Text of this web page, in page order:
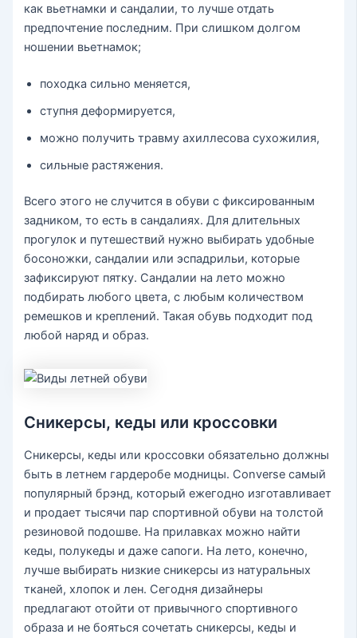
как вьетнамки и сандалии, то лучше отдать
предпочтение последним. При слишком долгом
ношении вьетнамок;
походка сильно меняется,
ступня деформируется,
можно получить травму ахиллесова сухожилия,
сильные растяжения.
Всего этого не случится в обуви с фиксированным
задником, то есть в сандалиях. Для длительных
прогулок и путешествий нужно выбирать удобные
босоножки, сандалии или эспадрильи, которые
зафиксируют пятку. Сандалии на лето можно
подбирать любого цвета, с любым количеством
ремешков и креплений. Такая обувь подходит под
любой наряд и образ.
Сникерсы, кеды или кроссовки
Сникерсы, кеды или кроссовки обязательно должны
быть в летнем гардеробе модницы. Converse самый
популярный брэнд, который ежегодно изготавливает
и продает тысячи пар спортивной обуви на толстой
резиновой подошве. На прилавках можно найти
кеды, полукеды и даже сапоги. На лето, конечно,
лучше выбирать низкие сникерсы из натуральных
тканей, хлопок и лен. Сегодня дизайнеры
предлагают отойти от привычного спортивного
образа и не бояться сочетать сникерсы, кеды и